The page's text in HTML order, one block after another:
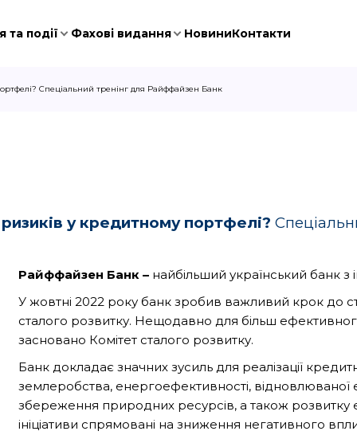
та події Фахові видання НовиниКонтакти
Спеціальний тренінг для Райффайзен Банк
у кредитному портфелі?
Райффайзен Банк –найбільший український банк з
У жовтні 2022 року банк зробив важливий крок до
сталого розвитку. Нещодавно для більш
засновано Комітет сталого розвитку.
Банк докладає значних зусиль для реалізації
землеробства, енергоефективності,
збереження природних ресурсів, а також розвитку
ініціативи спрямовані на зниження негативного